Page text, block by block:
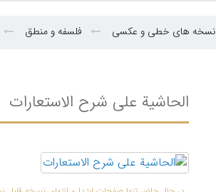
نسخه های خطی و عکسی فلسفه و منطق
الحاشیة علی شرح الاستعارات